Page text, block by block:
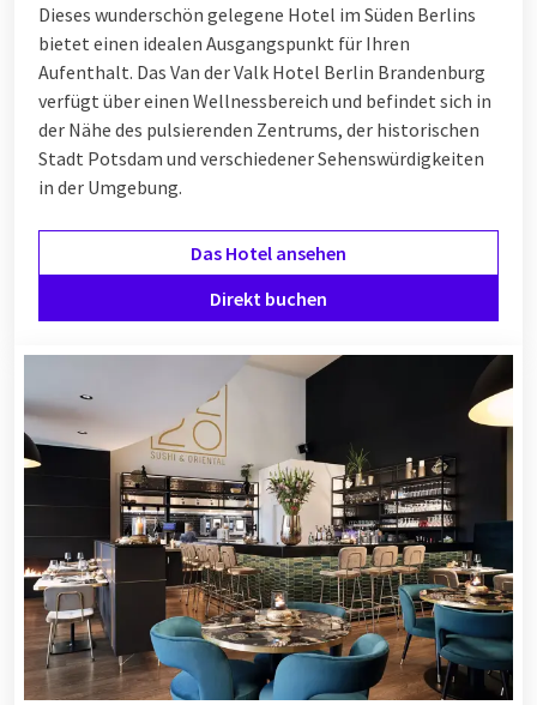
Dieses wunderschön gelegene Hotel im Süden Berlins
bietet einen idealen Ausgangspunkt für Ihren
Aufenthalt. Das Van der Valk Hotel Berlin Brandenburg
verfügt über einen Wellnessbereich und befindet sich in
der Nähe des pulsierenden Zentrums, der historischen
Stadt Potsdam und verschiedener Sehenswürdigkeiten
in der Umgebung.
Das Hotel ansehen
Direkt buchen